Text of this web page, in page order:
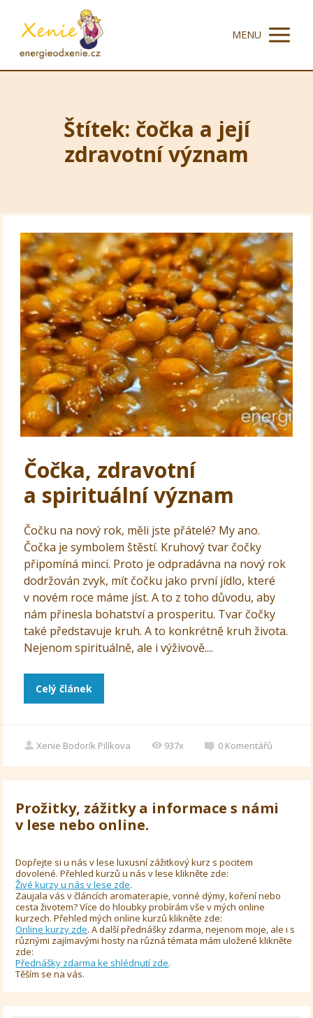
MENU
Štítek: čočka a její
zdravotní význam
Čočka, zdravotní
a spirituální význam
Čočku na nový rok, měli jste přátelé? My ano.
Čočka je symbolem štěstí. Kruhový tvar čočky
připomíná minci. Proto je odpradávna na nový rok
dodržován zvyk, mít čočku jako první jídlo, které
v novém roce máme jíst. A to z toho důvodu, aby
nám přinesla bohatství a prosperitu. Tvar čočky
také představuje kruh. A to konkrétně kruh života.
Nejenom spirituálně, ale i výživově....
Celý článek
Xenie Bodorík Pilíkova 937x 0 Komentářů
Prožitky, zážitky a informace s námi
v lese nebo online.
Dopřejte si u nás v lese luxusní zážitkový kurz s pocitem
dovolené. Přehled kurzů u nás v lese klikněte zde:
Živé kurzy u nás v lese zde.
Zaujala vás v článcích aromaterapie, vonné dýmy, koření nebo
cesta životem? Více do hloubky probírám vše v mých online
kurzech. Přehled mých online kurzů klikněte zde:
Online kurzy zde. A další přednášky zdarma, nejenom moje, ale i s
různými zajímavými hosty na různá témata mám uložené klikněte
zde:
Přednášky zdarma ke shlédnutí zde.
Těším se na vás.